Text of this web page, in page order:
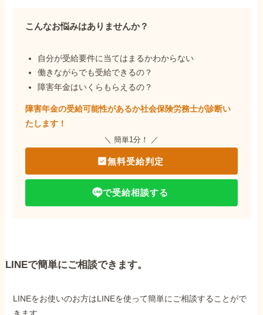
こんなお悩みはありませんか？
自分が受給要件に当てはまるかわからない
働きながらでも受給できるの？
障害年金はいくらもらえるの？
障害年金の受給可能性があるか社会保険労務士が診断い
たします！
＼ 簡単1分！ ／
無料受給判定
で受給相談する
LINEで簡単にご相談できます。
LINEをお使いのお方はLINEを使って簡単にご相談することがで
きます。